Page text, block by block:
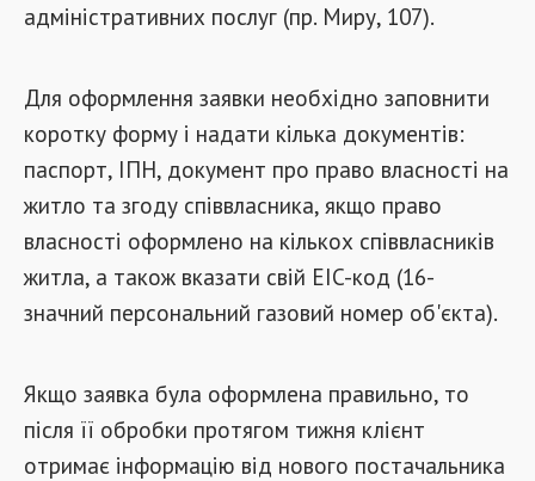
адміністративних послуг (пр. Миру, 107).
Для оформлення заявки необхідно заповнити
коротку форму і надати кілька документів:
паспорт, ІПН, документ про право власності на
житло та згоду співвласника, якщо право
власності оформлено на кількох співвласників
житла, а також вказати свій EIC-код (16-
значний персональний газовий номер об'єкта).
Якщо заявка була оформлена правильно, то
після її обробки протягом тижня клієнт
отримає інформацію від нового постачальника